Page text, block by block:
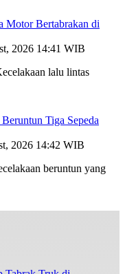
Motor Bertabrakan di
2026 14:41 WIB
lalu lintas
Tiga Sepeda
2026 14:42 WIB
beruntun yang